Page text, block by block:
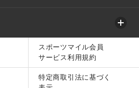
スポーツマイル会員
サービス利用規約
特定商取引法に基づく